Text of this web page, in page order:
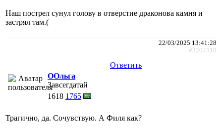
Наш пострел сунул голову в отверстие драконова камня и
застрял там.(
22/03/2025 13:41:28
#3204510
Ответить
ООльга
Завсегдатай
1618 1765
Трагично, да. Сочувствую. А Филя как?